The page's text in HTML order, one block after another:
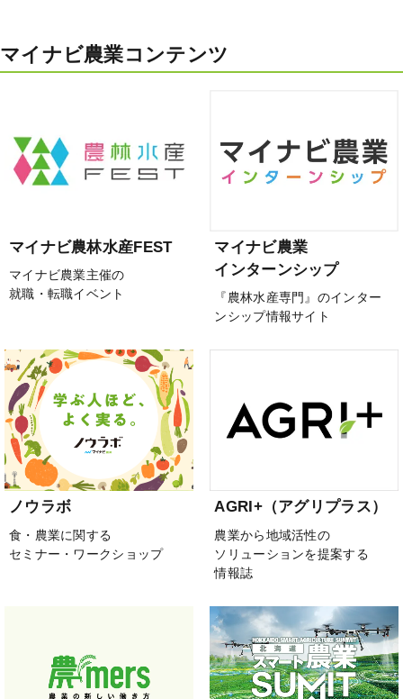
マイナビ農業コンテンツ
マイナビ農林水産FEST
マイナビ農業主催の
就職・転職イベント
マイナビ農業
インターンシップ
『農林水産専門』のインター
ンシップ情報サイト
ノウラボ
食・農業に関する
セミナー・ワークショップ
AGRI+（アグリプラス）
農業から地域活性の
ソリューションを提案する
情報誌